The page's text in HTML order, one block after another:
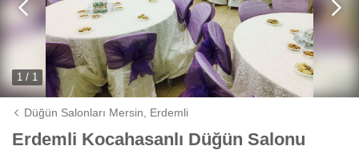
1 / 1
Düğün Salonları Mersin, Erdemli
Erdemli Kocahasanlı Düğün Salonu